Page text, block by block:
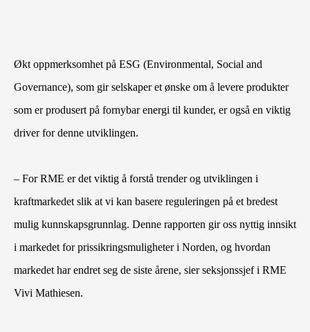
Økt oppmerksomhet på ESG (Environmental, Social and
Governance), som gir selskaper et ønske om å levere produkter
som er produsert på fornybar energi til kunder, er også en viktig
driver for denne utviklingen.
– For RME er det viktig å forstå trender og utviklingen i
kraftmarkedet slik at vi kan basere reguleringen på et bredest
mulig kunnskapsgrunnlag. Denne rapporten gir oss nyttig innsikt
i markedet for prissikringsmuligheter i Norden, og hvordan
markedet har endret seg de siste årene, sier seksjonssjef i RME
Vivi Mathiesen.